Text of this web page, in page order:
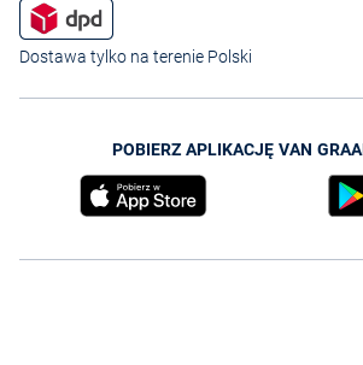
Dostawa tylko na terenie Polski
POBIERZ APLIKACJĘ VAN